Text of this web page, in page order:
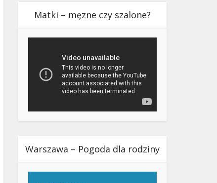
Matki – męzne czy szalone?
Warszawa – Pogoda dla rodziny